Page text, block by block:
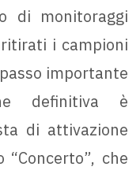
di monitoraggi
i campioni
importante
definitiva è
di attivazione
che